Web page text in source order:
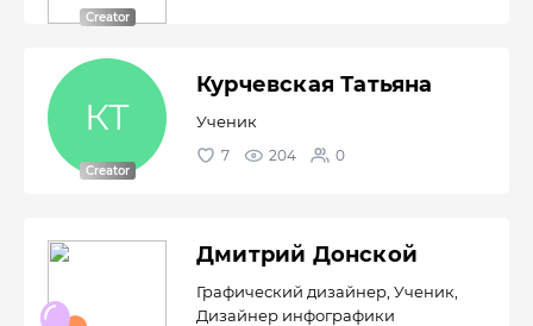
Курчевская Татьяна
Ученик
7 204 0
Дмитрий Донской
Графический дизайнер, Ученик,
Дизайнер инфографики